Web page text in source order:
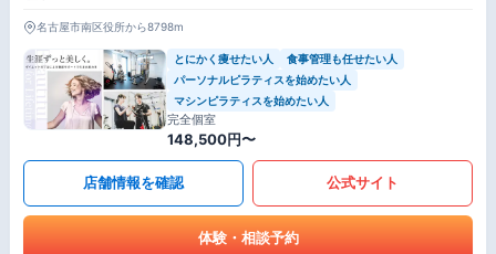
名古屋市南区役所から8798m
とにかく痩せたい人
食事管理も任せたい人
パーソナルピラティスを始めたい人
マシンピラティスを始めたい人
完全個室
148,500円〜
店舗情報を確認 公式サイト
体験・相談予約